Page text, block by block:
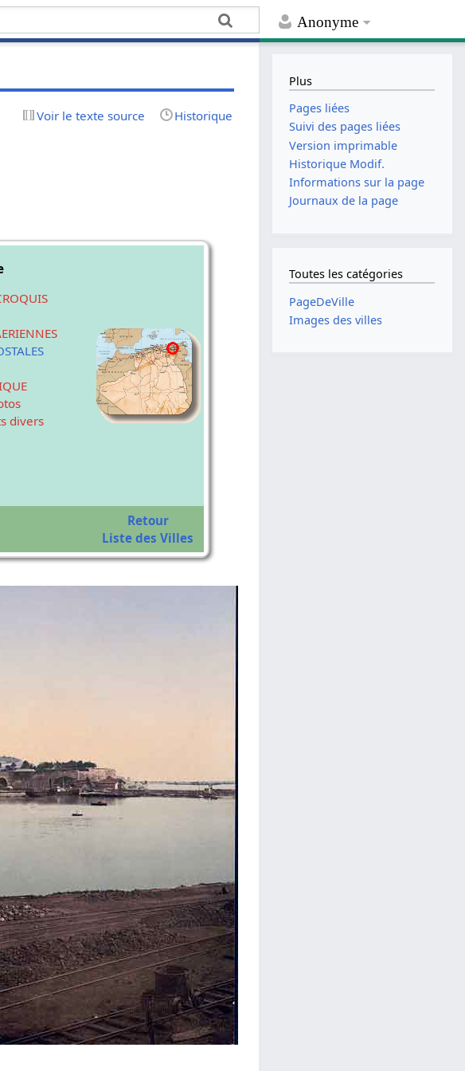
Anonyme
Voir le texte source Historique
divers
Retour
Liste des Villes
Plus
Pages liées
Suivi des pages liées
Version imprimable
Historique Modif.
Informations sur la page
Journaux de la page
Toutes les catégories
PageDeVille
Images des villes